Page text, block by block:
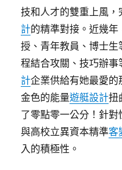
技和人才的雙重上風
計的精準對接。近幾
授、青年教員、博士
程結合攻關、技巧辦
計企業供給有她最愛
金色的能量遊艇設計扭
了零點零一公分！針
與高校立異資本精準客
入的積極性。